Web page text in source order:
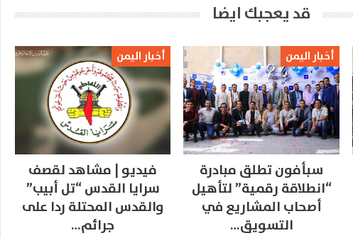
قد يعجبك ايضا
أخبار اليمن
سبأفون تطلق مبادرة
“انطلاقة رقمية” لتأهيل
أصحاب المشاريع في
التسويق…
أخبار اليمن
فيديو | مشاهد لقصف
سرايا القدس “تل أبيب”
والقدس المحتلة ردا على
جرائم…